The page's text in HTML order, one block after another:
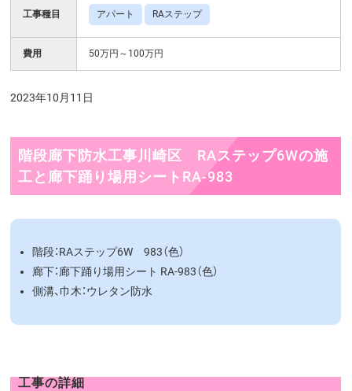
工事種目 アパート RAステップ
費用 50万円～100万円
2023年10月11日
階段廊下防水工事川崎区 RAステップ6Wの施
工と廊下踊り場用シートRA-983
階段：RAステップ6W 983（色）
廊下：廊下踊り場用シート RA-983（色）
側溝、巾木：ウレタン防水
工事の詳細